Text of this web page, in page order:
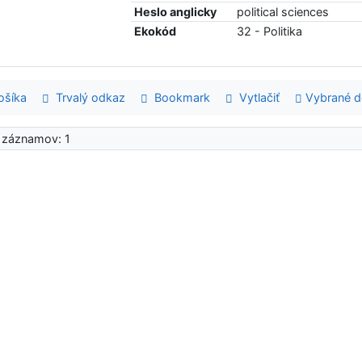
Heslo anglicky
political sciences
Ekokód
32 - Politika
Trvalý odkaz Bookmark Vytlačiť Vybrané
1